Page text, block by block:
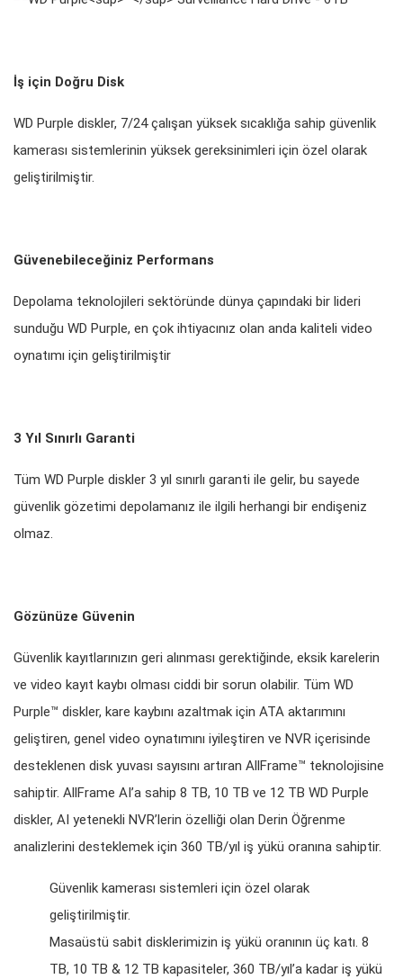
İş için Doğru Disk
WD Purple diskler, 7/24 çalışan yüksek sıcaklığa sahip güvenlik
kamerası sistemlerinin yüksek gereksinimleri için özel olarak
geliştirilmiştir.
Güvenebileceğiniz Performans
Depolama teknolojileri sektöründe dünya çapındaki bir lideri
sunduğu WD Purple, en çok ihtiyacınız olan anda kaliteli video
oynatımı için geliştirilmiştir
3 Yıl Sınırlı Garanti
Tüm WD Purple diskler 3 yıl sınırlı garanti ile gelir, bu sayede
güvenlik gözetimi depolamanız ile ilgili herhangi bir endişeniz
olmaz.
Gözünüze Güvenin
Güvenlik kayıtlarınızın geri alınması gerektiğinde, eksik karelerin
ve video kayıt kaybı olması ciddi bir sorun olabilir. Tüm WD
Purple™ diskler, kare kaybını azaltmak için ATA aktarımını
geliştiren, genel video oynatımını iyileştiren ve NVR içerisinde
desteklenen disk yuvası sayısını artıran AllFrame™ teknolojisine
sahiptir. AllFrame AI’a sahip 8 TB, 10 TB ve 12 TB WD Purple
diskler, AI yetenekli NVR’lerin özelliği olan Derin Öğrenme
analizlerini desteklemek için 360 TB/yıl iş yükü oranına sahiptir.
Güvenlik kamerası sistemleri için özel olarak
geliştirilmiştir.
Masaüstü sabit disklerimizin iş yükü oranının üç katı. 8
TB, 10 TB & 12 TB kapasiteler, 360 TB/yıl’a kadar iş yükü